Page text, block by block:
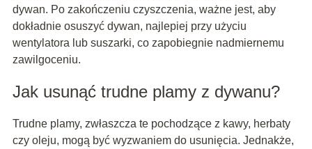
dywan. Po zakończeniu czyszczenia, ważne jest, aby
dokładnie osuszyć dywan, najlepiej przy użyciu
wentylatora lub suszarki, co zapobiegnie nadmiernemu
zawilgoceniu.
Jak usunąć trudne plamy z dywanu?
Trudne plamy, zwłaszcza te pochodzące z kawy, herbaty
czy oleju, mogą być wyzwaniem do usunięcia. Jednakże,